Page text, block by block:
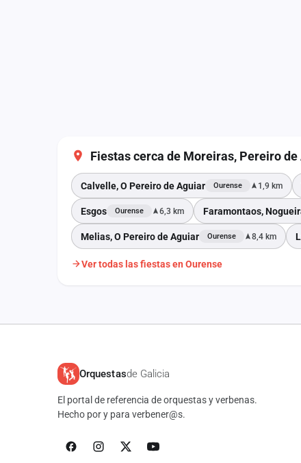
Fiestas cerca de Moreiras, Pereiro
Calvelle, O Pereiro de Aguiar Ourense 1,9 km
Esgos Ourense 6,3 km Faramontaos,
Melias, O Pereiro de Aguiar Ourense 8,4 km
Ver todas las fiestas en Ourense
Orquestasde Galicia
El portal de referencia de orquestas y verbenas.
Hecho por y para verbener@s.